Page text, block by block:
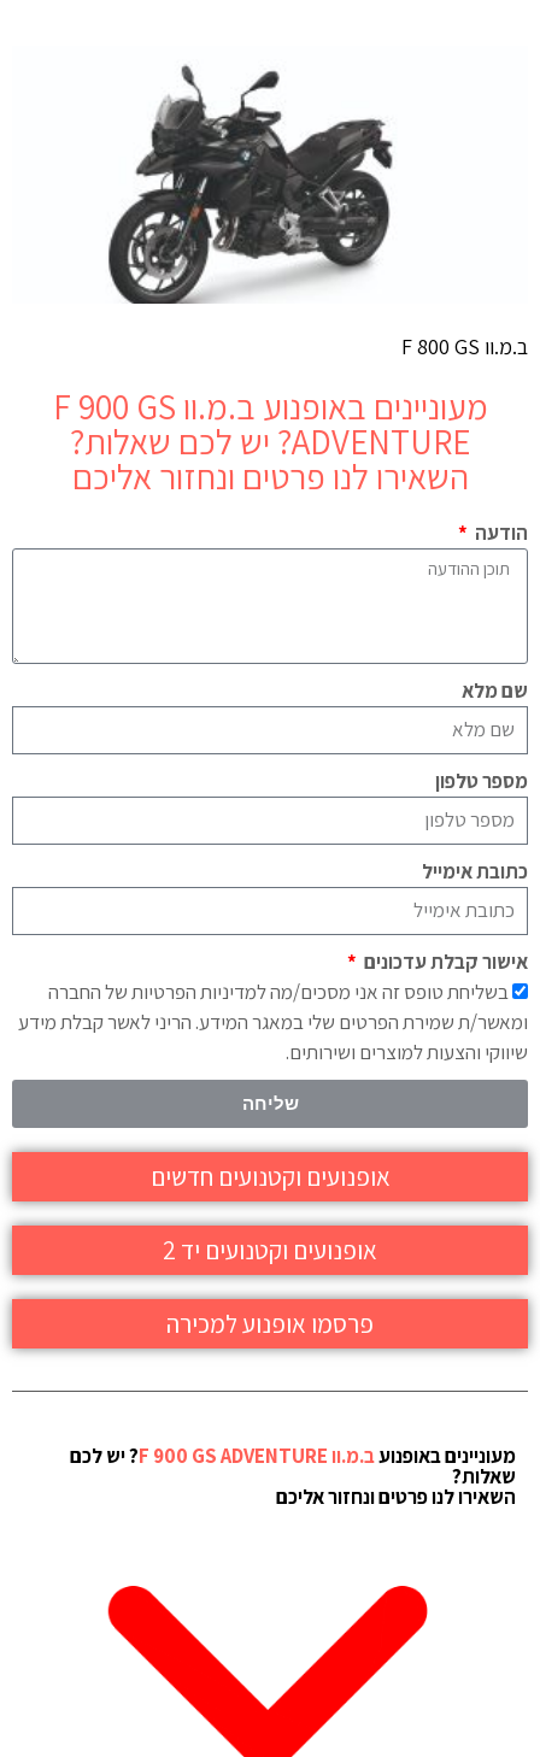
ב.מ.וו F 800 GS
מעוניינים באופנוע ב.מ.וו F 900 GS
ADVENTURE? יש לכם שאלות?
השאירו לנו פרטים ונחזור אליכם
הודעה
שם מלא
מספר טלפון
כתובת אימייל
אישור קבלת עדכונים
בשליחת טופס זה אני מסכים/מה למדיניות הפרטיות של החברה
ומאשר/ת שמירת הפרטים שלי במאגר המידע. הריני לאשר קבלת מידע
שיווקי והצעות למוצרים ושירותים.
שליחה
אופנועים וקטנועים חדשים
אופנועים וקטנועים יד 2
פרסמו אופנוע למכירה
מעוניינים באופנועב.מ.וו F 900 GS ADVENTURE ? יש לכם
שאלות?
השאירו לנו פרטים ונחזור אליכם